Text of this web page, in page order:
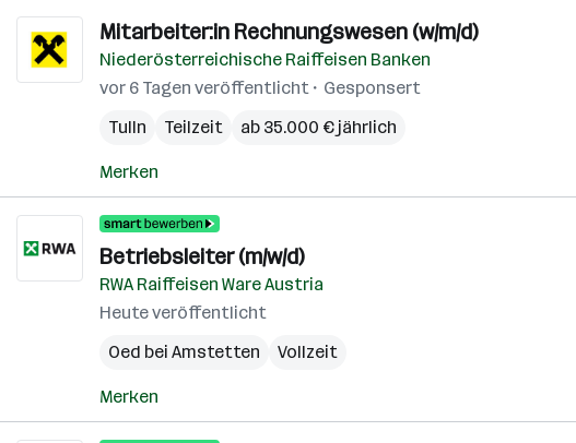
Mitarbeiter:in Rechnungswesen (w/m/d)
Niederösterreichische Raiffeisen Banken
vor 6 Tagen veröffentlicht
Gesponsert
Tulln
Teilzeit ab 35.000 € jährlich
Merken
Betriebsleiter (m/w/d)
RWA Raiffeisen Ware Austria
Heute veröffentlicht
Oed bei Amstetten
Vollzeit
Merken